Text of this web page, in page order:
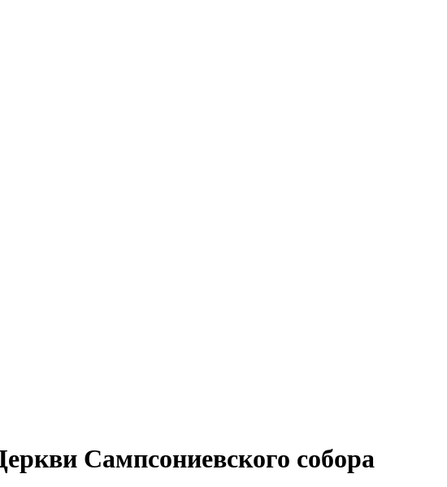
Сампсониевского собора